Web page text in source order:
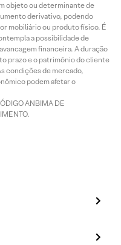
objeto ou determinante de
derivativo, podendo
mobiliário ou produto físico. É
a possibilidade de
financeira. A duração
prazo e o patrimônio do cliente
condições de mercado,
podem afetar o
ANBIMA DE